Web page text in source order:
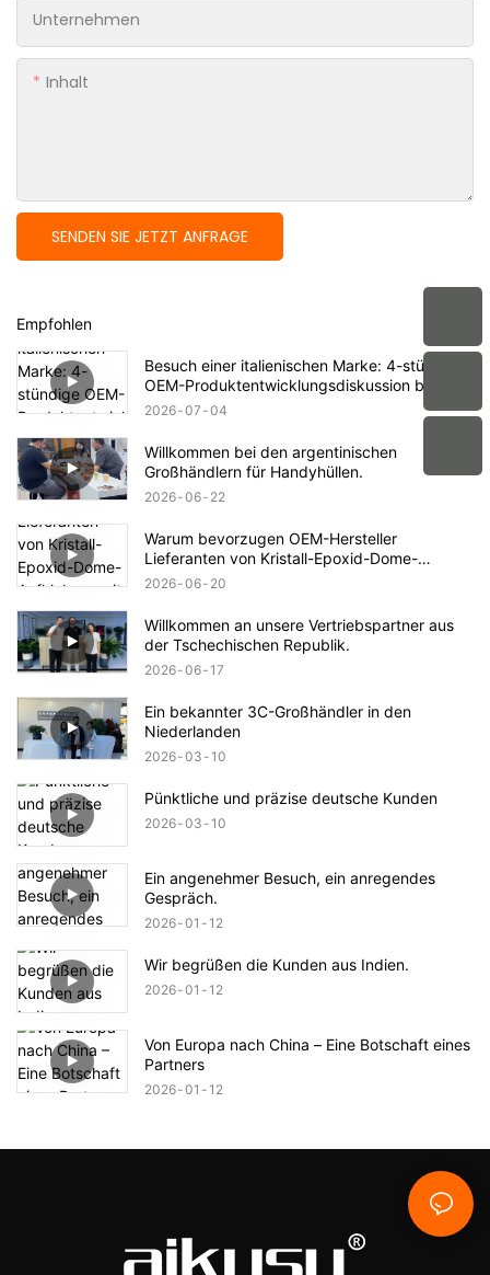
Unternehmen
Inhalt
SENDEN SIE JETZT ANFRAGE
Empfohlen
Besuch einer italienischen Marke: 4-stündige
OEM-Produktentwicklungsdiskussion bei
aikusu
2026 07 04
Willkommen bei den argentinischen
Großhändlern für Handyhüllen.
2026 06 22
Warum bevorzugen OEM-Hersteller
Lieferanten von Kristall-Epoxid-Dome-
Aufklebern mit ISO9001- und RoHS-
2026 06 20
Willkommen an unsere Vertriebspartner aus
der Tschechischen Republik.
2026 06 17
Ein bekannter 3C-Großhändler in den
Niederlanden
2026 03 10
Pünktliche und präzise deutsche Kunden
2026 03 10
Ein angenehmer Besuch, ein anregendes
Gespräch.
2026 01 12
Wir begrüßen die Kunden aus Indien.
2026 01 12
Von Europa nach China – Eine Botschaft eines
Partners
2026 01 12